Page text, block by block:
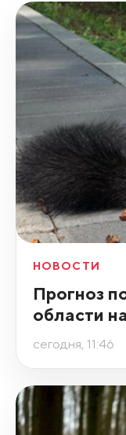
НОВОСТИ
Прогноз
области
сегодня, 11:46